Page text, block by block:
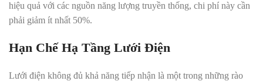
hiệu quả với các nguồn năng lượng truyền thống, chi phí này cần
phải giảm ít nhất 50%.
Hạn Chế Hạ Tầng Lưới Điện
Lưới điện không đủ khả năng tiếp nhận là một trong những rào